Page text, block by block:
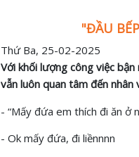
"ĐẦU
Thứ Ba, 25-02-2025
Với khối lượng công việc
vẫn luôn quan tâm đến
- “Mấy đứa em thích đi ăn ở
- Ok mấy đứa, đi liềnnnn